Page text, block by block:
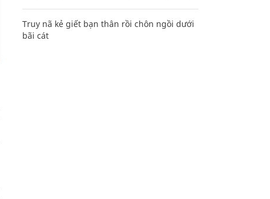
Truy nã kẻ giết bạn thân rồi chôn ngồi dưới
bãi cát